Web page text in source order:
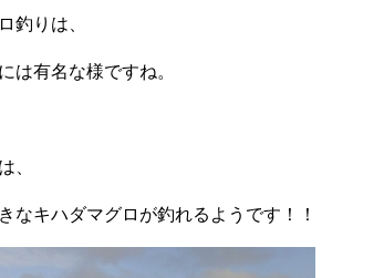
釣りは、
は有名な様ですね。
、
なキハダマグロが釣れるようです！！